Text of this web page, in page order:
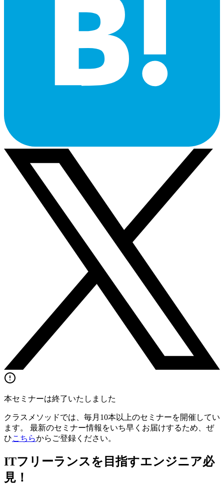
本セミナーは終了いたしました
クラスメソッドでは、毎月10本以上のセミナーを開催してい
ます。 最新のセミナー情報をいち早くお届けするため、ぜ
ひこちらからご登録ください。
ITフリーランスを目指すエンジニア必
見！